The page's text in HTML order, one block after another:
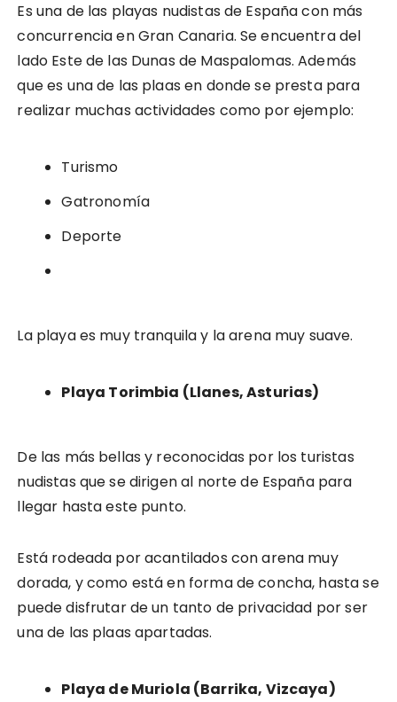
Es una de las playas nudistas de España con más
concurrencia en Gran Canaria. Se encuentra del
lado Este de las Dunas de Maspalomas. Además
que es una de las plaas en donde se presta para
realizar muchas actividades como por ejemplo:
Turismo
Gatronomía
Deporte
La playa es muy tranquila y la arena muy suave.
Playa Torimbia (Llanes, Asturias)
De las más bellas y reconocidas por los turistas
nudistas que se dirigen al norte de España para
llegar hasta este punto.
Está rodeada por acantilados con arena muy
dorada, y como está en forma de concha, hasta se
puede disfrutar de un tanto de privacidad por ser
una de las plaas apartadas.
Playa de Muriola (Barrika, Vizcaya)